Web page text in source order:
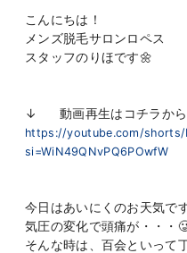
こんにちは！
メンズ脱毛サロンロペス
スタッフのりほです🌼
↓ 動画再生はコチラか
https://youtube.com/shorts/
si=WiN49QNvPQ6POwfW
今日はあいにくのお天気で
気圧の変化で頭痛が・・・
そんな時は、百会といって